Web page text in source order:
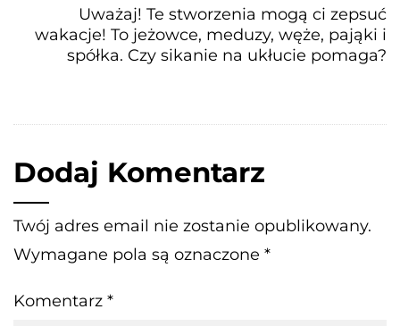
Uważaj! Te stworzenia mogą ci zepsuć
wakacje! To jeżowce, meduzy, węże, pająki i
spółka. Czy sikanie na ukłucie pomaga?
Dodaj Komentarz
Twój adres email nie zostanie opublikowany.
Wymagane pola są oznaczone *
Komentarz *